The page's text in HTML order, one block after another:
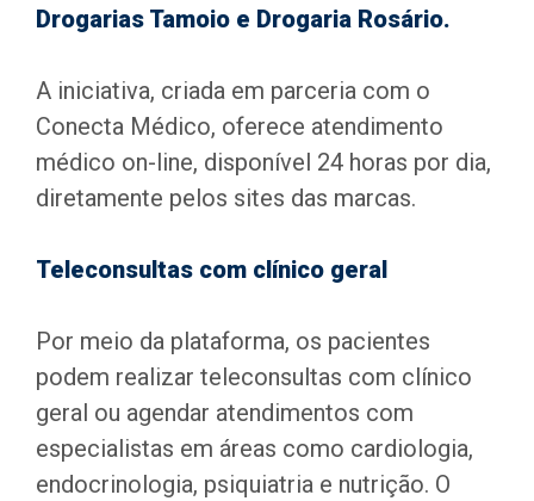
Drogarias Tamoio e Drogaria Rosário.
A iniciativa, criada em parceria com o
Conecta Médico, oferece atendimento
médico on-line, disponível 24 horas por dia,
diretamente pelos sites das marcas.
Teleconsultas com clínico geral
Por meio da plataforma, os pacientes
podem realizar teleconsultas com clínico
geral ou agendar atendimentos com
especialistas em áreas como cardiologia,
endocrinologia, psiquiatria e nutrição. O